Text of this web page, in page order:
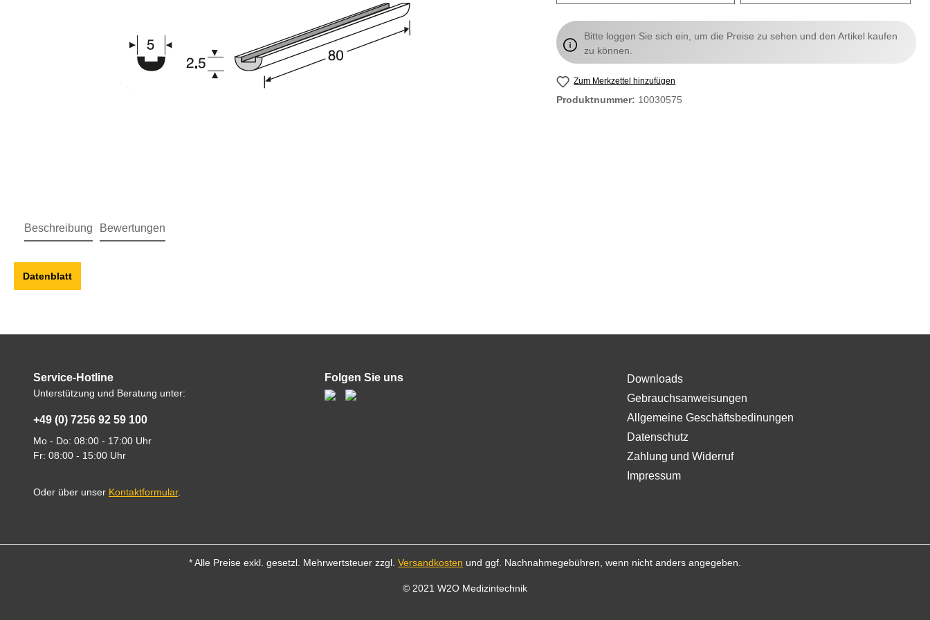
Bitte loggen Sie sich ein, um die Preise zu sehen und den Artikel kaufen
zu können.
Zum Merkzettel hinzufügen
Produktnummer: 10030575
Beschreibung Bewertungen
Datenblatt
Service-Hotline
Unterstützung und Beratung unter:
+49 (0) 7256 92 59 100
Mo - Do: 08:00 - 17:00 Uhr
Fr: 08:00 - 15:00 Uhr
Oder über unser Kontaktformular.
Folgen Sie uns
Downloads
Gebrauchsanweisungen
Allgemeine Geschäftsbedinungen
Datenschutz
Zahlung und Widerruf
Impressum
* Alle Preise exkl. gesetzl. Mehrwertsteuer zzgl. Versandkosten und ggf. Nachnahmegebühren, wenn nicht anders angegeben.
© 2021 W2O Medizintechnik